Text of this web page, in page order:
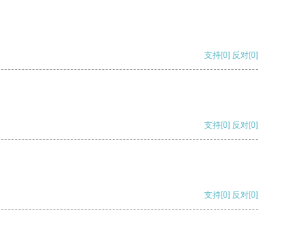
支持[0] 反对[0]
支持[0] 反对[0]
支持[0] 反对[0]